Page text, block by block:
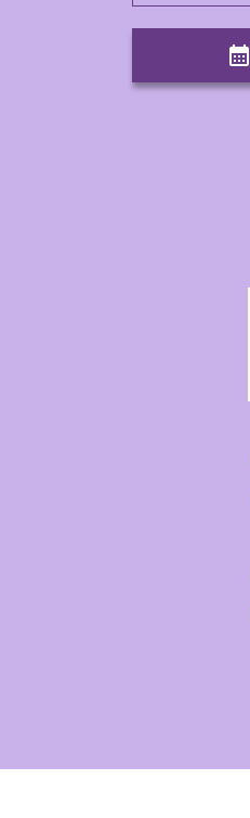
calendar_month